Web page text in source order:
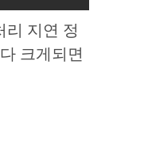
리 지연 정
크게되면